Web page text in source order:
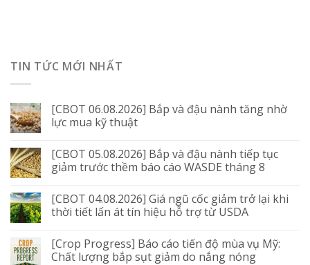
TIN TỨC MỚI NHẤT
[CBOT 06.08.2026] Bắp và đậu nành tăng nhờ
lực mua kỹ thuật
[CBOT 05.08.2026] Bắp và đậu nành tiếp tục
giảm trước thềm báo cáo WASDE tháng 8
[CBOT 04.08.2026] Giá ngũ cốc giảm trở lại khi
thời tiết lấn át tín hiệu hỗ trợ từ USDA
[Crop Progress] Báo cáo tiến độ mùa vụ Mỹ:
Chất lượng bắp sụt giảm do nắng nóng